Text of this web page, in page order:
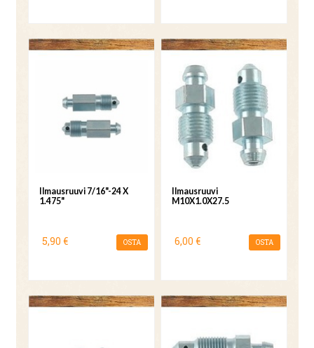
Ilmausruuvi 7/16"-24 X
1.475"
5,90 € OSTA
Ilmausruuvi
M10X1.0X27.5
6,00 € OSTA